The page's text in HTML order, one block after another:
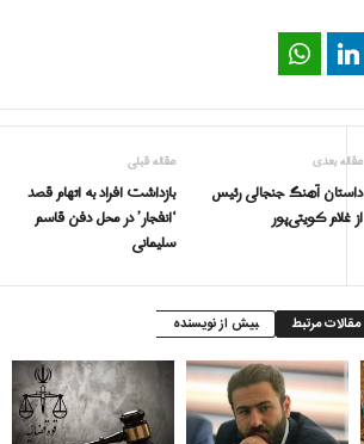
Pinterest
LinkedIn
مقاله قبلی
بازداشت افراد به اتهام قصد
‘انفجار’ در محل دفن قاسم
سلیمانی
مقاله بعدی
داستان آهنگ جنجالی رئیس
از غلام کویتی‌پور
مقالات مرتبط بیش از نویسنده